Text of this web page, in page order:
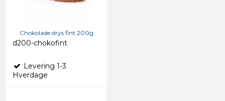
Chokolade drys fint 200g
d200-chokofint
Levering 1-3
Hverdage